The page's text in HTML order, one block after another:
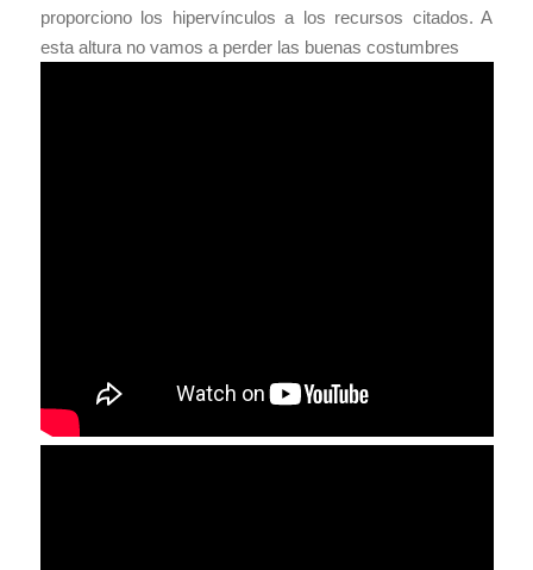
proporciono los hipervínculos a los recursos citados. A
esta altura no vamos a perder las buenas costumbres